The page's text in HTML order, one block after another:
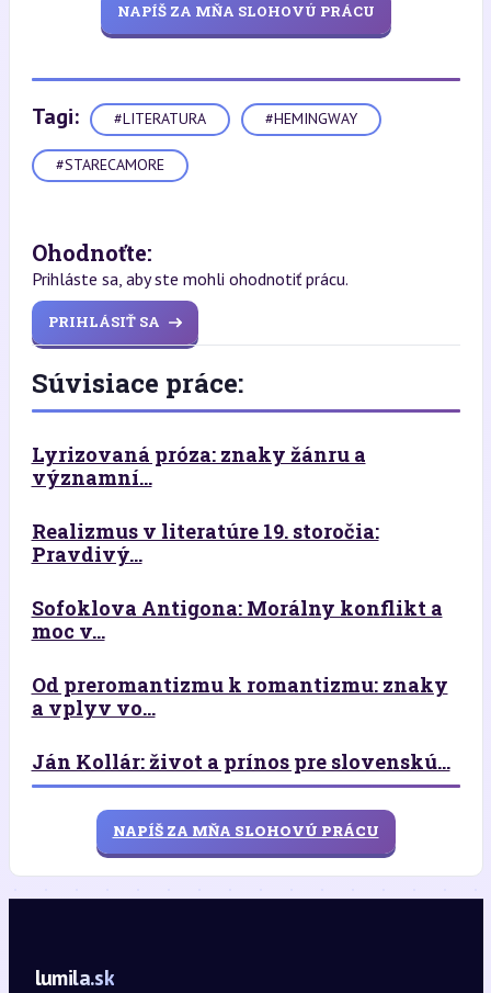
NAPÍŠ ZA MŇA SLOHOVÚ PRÁCU
Tagi: #LITERATURA #HEMINGWAY
#STARECAMORE
Ohodnoťte:
Prihláste sa, aby ste mohli ohodnotiť prácu.
PRIHLÁSIŤ SA
Súvisiace práce:
Lyrizovaná próza: znaky žánru a
významní...
Realizmus v literatúre 19. storočia:
Pravdivý...
Sofoklova Antigona: Morálny konflikt a
moc v...
Od preromantizmu k romantizmu: znaky
a vplyv vo...
Ján Kollár: život a prínos pre slovenskú...
NAPÍŠ ZA MŇA SLOHOVÚ PRÁCU
lumila.sk